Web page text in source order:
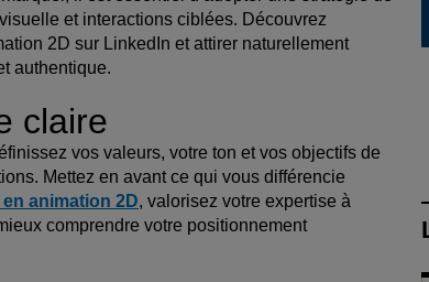
et interactions ciblées. Découvrez
2D sur LinkedIn et attirer naturellement
authentique.
claire
vos valeurs, votre ton et vos objectifs de
Mettez en avant ce qui vous différencie
animation 2D, valorisez votre expertise à
comprendre votre positionnement